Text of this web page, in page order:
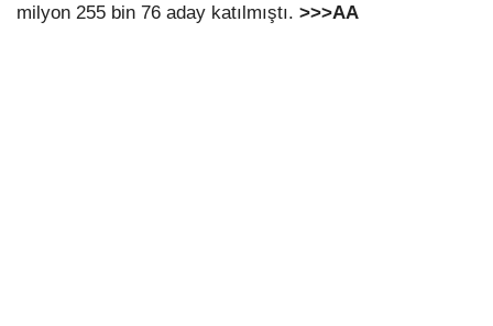
milyon 255 bin 76 aday katılmıştı. >>>AA